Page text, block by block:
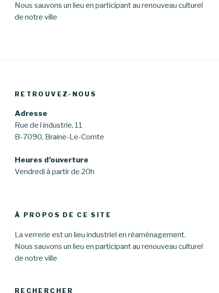
Nous sauvons un lieu en participant au renouveau culturel
de notre ville
RETROUVEZ-NOUS
Adresse
Rue de l industrie, 11
B-7090, Braine-Le-Comte
Heures d’ouverture
Vendredi à partir de 20h
À PROPOS DE CE SITE
La verrerie est un lieu industriel en réaménagement.
Nous sauvons un lieu en participant au renouveau culturel
de notre ville
RECHERCHER